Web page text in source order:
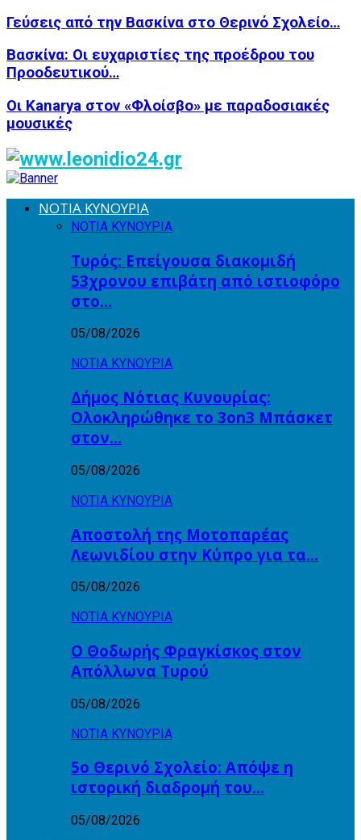
Γεύσεις από την Βασκίνα στο Θερινό Σχολείο…
Βασκίνα: Οι ευχαριστίες της προέδρου του
Προοδευτικού…
Οι Kanarya στον «Φλοίσβο» με παραδοσιακές
μουσικές
ΝΟΤΙΑ ΚΥΝΟΥΡΙΑ
ΝΟΤΙΑ ΚΥΝΟΥΡΙΑ
Τυρός: Επείγουσα διακομιδή
53χρονου επιβάτη από ιστιοφόρο
στο…
05/08/2026
ΝΟΤΙΑ ΚΥΝΟΥΡΙΑ
Δήμος Νότιας Κυνουρίας:
Ολοκληρώθηκε το 3on3 Μπάσκετ
στον…
05/08/2026
ΝΟΤΙΑ ΚΥΝΟΥΡΙΑ
Αποστολή της Μοτοπαρέας
Λεωνιδίου στην Κύπρο για τα…
05/08/2026
ΝΟΤΙΑ ΚΥΝΟΥΡΙΑ
Ο Θοδωρής Φραγκίσκος στον
Απόλλωνα Τυρού
05/08/2026
ΝΟΤΙΑ ΚΥΝΟΥΡΙΑ
5ο Θερινό Σχολείο: Απόψε η
ιστορική διαδρομή του…
05/08/2026